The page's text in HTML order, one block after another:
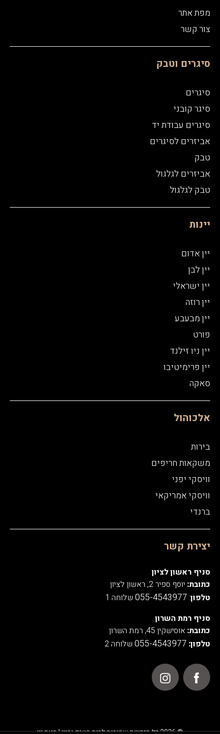
מפת אתר
צור קשר
סיגרים וטבק
סיגרים
סיגר קובני
סיגרים עבודת יד
אביזרים לסיגרים
טבק
אביזרים לגלגול
טבק לגלגול
יינות
יין אדום
יין לבן
יין ישראלי
יין רוזה
יין מבעבע
פורט
יין ניו זילנד
יין פרימיטיבו
סאקה
אלכוהול
בירות
משקאות חריפים
וויסקי יפני
וויסקי אמריקאי
ברנדי
יצירת קשר
סניף ראשון לציון
כתובת: יוסף ספיר 2, ראשון לציון
טלפון:
055-4543977 שלוחה 1
סניף רמת השרון
כתובת: אוסישקין 45, רמת השרון
טלפון: 055-4543977 שלוחה 2